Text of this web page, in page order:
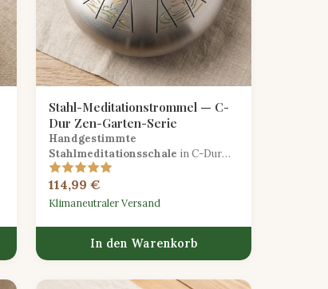
Stahl-Meditationstrommel — C-
Dur Zen-Garten-Serie
Handgestimmte
Stahlmeditationsschale in C-Dur
mit einer ruhigen matten Oberfläche,
gefertigt für tiefes
Achtsamkeitstraining.
114,99 €
Klimaneutraler Versand
In den Warenkorb